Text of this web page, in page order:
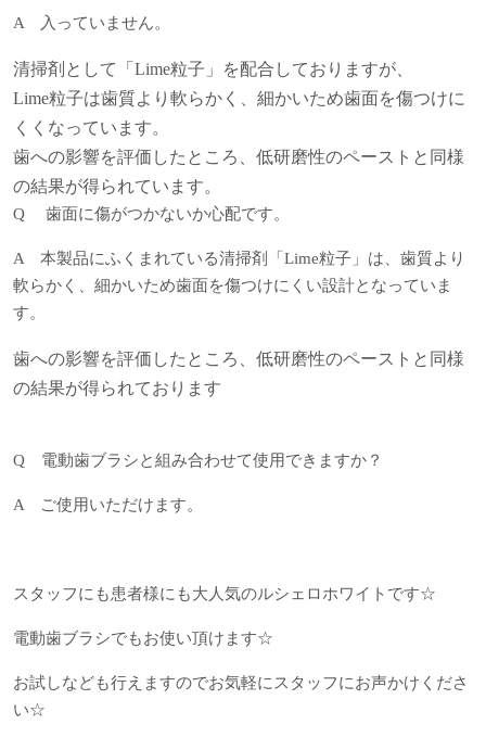
A 入っていません。
清掃剤として「Lime粒子」を配合しておりますが、
Lime粒子は歯質より軟らかく、細かいため歯面を傷つけに
くくなっています。
歯への影響を評価したところ、低研磨性のペーストと同様
の結果が得られています。
Q 歯面に傷がつかないか心配です。
A 本製品にふくまれている清掃剤「Lime粒子」は、歯質より
軟らかく、細かいため歯面を傷つけにくい設計となっていま
す。
歯への影響を評価したところ、低研磨性のペーストと同様
の結果が得られております
Q 電動歯ブラシと組み合わせて使用できますか？
A ご使用いただけます。
スタッフにも患者様にも大人気のルシェロホワイトです☆
電動歯ブラシでもお使い頂けます☆
お試しなども行えますのでお気軽にスタッフにお声かけくださ
い☆